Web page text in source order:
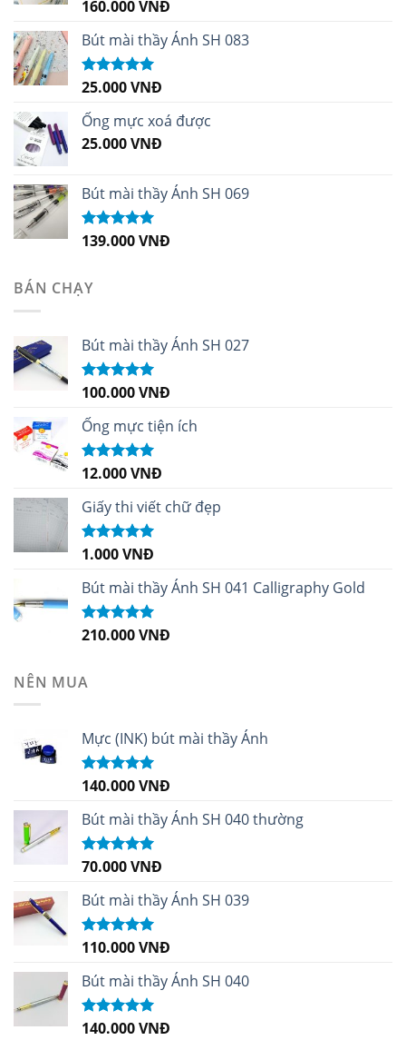
Được xếp
sao
160.000VNĐ
Bút mài thầy Ánh SH 083
Được xếp
sao
25.000VNĐ
Ống mực xoá được
25.000VNĐ
Bút mài thầy Ánh SH 069
Được xếp
139.000VNĐ
BÁN CHẠY
Bút mài thầy Ánh SH 027
Được xếp
sao
100.000VNĐ
Ống mực tiện ích
Được xếp
sao
12.000VNĐ
Giấy thi viết chữ đẹp
Được xếp
sao
1.000VNĐ
Bút mài thầy Ánh SH 041 Calligraphy Gold
Được xếp
210.000VNĐ
NÊN MUA
Mực (INK) bút mài thầy Ánh
Được xếp
sao
140.000VNĐ
Bút mài thầy Ánh SH 040 thường
Được xếp
sao
70.000VNĐ
Bút mài thầy Ánh SH 039
Được xếp
sao
110.000VNĐ
Bút mài thầy Ánh SH 040
Được xếp
140.000VNĐ